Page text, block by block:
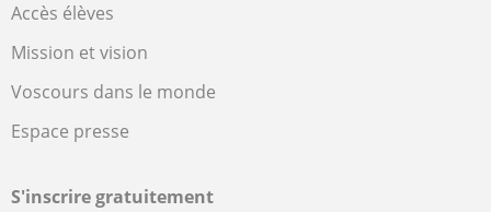
Accès élèves
Mission et vision
Voscours dans le monde
Espace presse
S'inscrire gratuitement